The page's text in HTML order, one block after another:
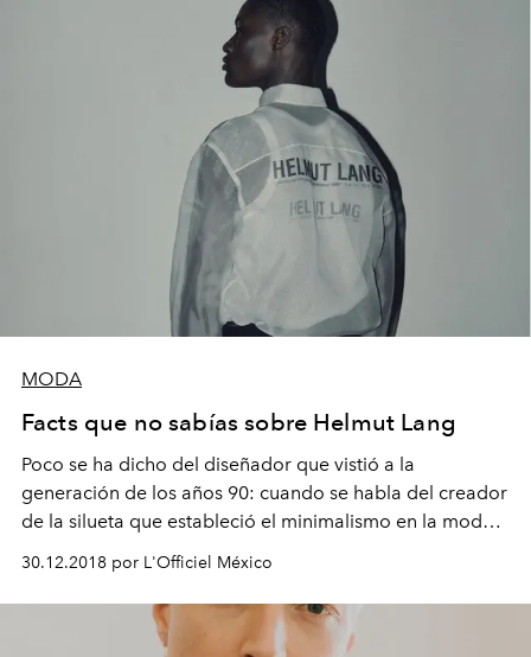
MODA
Facts que no sabías sobre Helmut Lang
Poco se ha dicho del diseñador que vistió a la
generación de los años 90: cuando se habla del creador
de la silueta que estableció el minimalismo en la moda,
30.12.2018 por L'Officiel México